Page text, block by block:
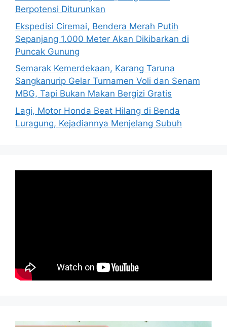
Berpotensi Diturunkan
Ekspedisi Ciremai, Bendera Merah Putih
Sepanjang 1.000 Meter Akan Dikibarkan di
Puncak Gunung
Semarak Kemerdekaan, Karang Taruna
Sangkanurip Gelar Turnamen Voli dan Senam
MBG, Tapi Bukan Makan Bergizi Gratis
Lagi, Motor Honda Beat Hilang di Benda
Luragung, Kejadiannya Menjelang Subuh